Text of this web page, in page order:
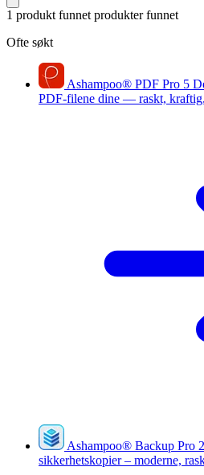
1 produkt funnet produkter funnet
Ofte søkt
Ashampoo® PDF Pro 5
PDF-filene dine — raskt,
Ashampoo® Backup Pro
sikkerhetskopier – moderne,